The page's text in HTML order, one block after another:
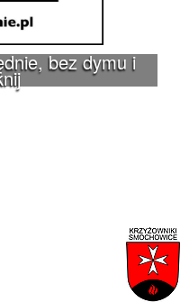
bez dymu i